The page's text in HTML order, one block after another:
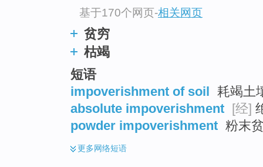
基于170个网页-相关网页
贫穷
枯竭
短语
impoverishment of soil
耗竭土
absolute impoverishment
[经]
powder impoverishment 粉末
更多网络短语